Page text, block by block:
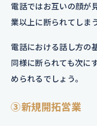
電話ではお互いの顔が
業以上に断られてしま
電話における話し方の
同様に断られても次に
められるでしょう。
③新規開拓営業